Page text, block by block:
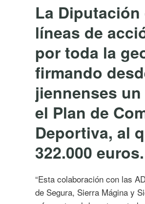
La
líneas de
por toda la
firmando
jiennenses
el Plan de
Deportiva, al
322.000 euros.
“Esta colaboración con las
de Segura, Sierra Mágina y